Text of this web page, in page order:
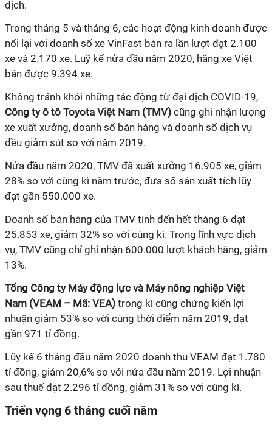
dịch.
Trong tháng 5 và tháng 6, các hoạt động kinh doanh được
nối lại với doanh số xe VinFast bán ra lần lượt đạt 2.100
xe và 2.170 xe. Luỹ kế nửa đầu năm 2020, hãng xe Việt
bán được 9.394 xe.
Không tránh khỏi những tác động từ đại dịch COVID-19,
Công ty ô tô Toyota Việt Nam (TMV) cũng ghi nhận lượng
xe xuất xưởng, doanh số bán hàng và doanh số dịch vụ
đều giảm sút so với năm 2019.
Nửa đầu năm 2020, TMV đã xuất xưởng 16.905 xe, giảm
28% so với cùng kì năm trước, đưa số sản xuất tích lũy
đạt gần 550.000 xe.
Doanh số bán hàng của TMV tính đến hết tháng 6 đạt
25.853 xe, giảm 32% so với cùng kì. Trong lĩnh vực dịch
vụ, TMV cũng chỉ ghi nhận 600.000 lượt khách hàng, giảm
13%.
Tổng Công ty Máy động lực và Máy nông nghiệp Việt
Nam (VEAM – Mã: VEA) trong kì cũng chứng kiến lợi
nhuận giảm 53% so với cùng thời điểm năm 2019, đạt
gần 971 tỉ đồng.
Lũy kế 6 tháng đầu năm 2020 doanh thu VEAM đạt 1.780
tỉ đồng, giảm 20,6% so với nửa đầu năm 2019. Lợi nhuận
sau thuế đạt 2.296 tỉ đồng, giảm 31% so với cùng kì.
Triển vọng 6 tháng cuối năm